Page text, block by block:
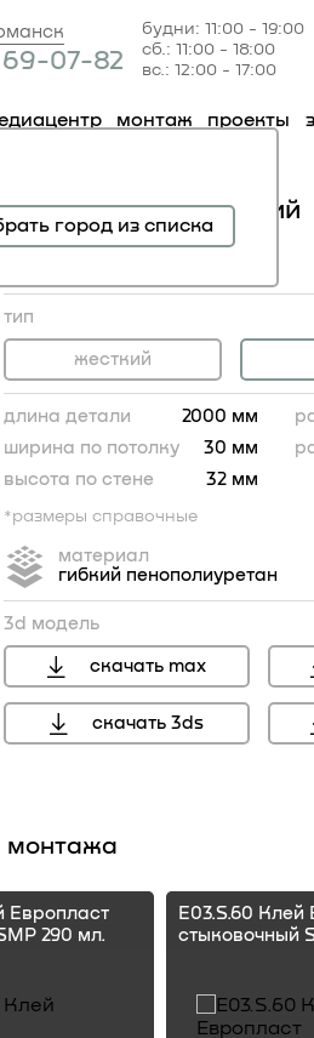
69-07-82
будни: 11:00 - 19:00
сб.: 11:00 - 18:00
вс.: 12:00 - 17:00
монтаж проекты
город из списка
жесткий аналог:
карниз 1.50.130
карниз 1.50.130 гибкий
тип
жесткий
длина детали
2000 мм
ширина по потолку
30 мм
высота по стене
32 мм
*размеры справочные
материал
гибкий пенополиуретан
3d модель
скачать max
скачать 3ds
монтажа
Европласт
290 мл.
E03.S.60 Клей
стыковочный